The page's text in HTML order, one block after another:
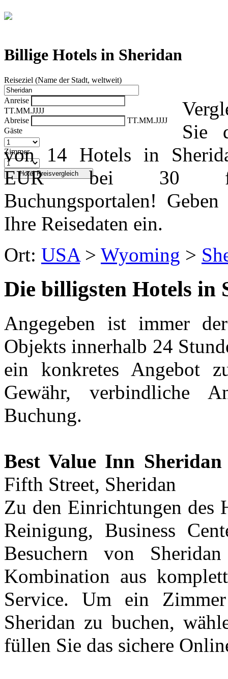
Billige Hotels in Sheridan
Reiseziel (Name der Stadt, weltweit)
Anreise
TT.MM.JJJJ
Abreise
TT.MM.JJJJ
Gäste
Zimmer
Sie
von 14 Hotels in
EUR bei 30
Buchungsportalen!
Ihre Reisedaten ein.
Ort: USA> Wyoming >
Die billigsten Hotels in
Angegeben ist immer
Objekts innerhalb 24
ein konkretes Angebot
Gewähr, verbindliche
Buchung.
Best Value Inn Sheridan
Fifth Street, Sheridan
Zu den Einrichtungen des
Reinigung, Business
Besuchern von
Kombination aus
Service. Um ein
Sheridan zu buchen,
füllen Sie das sichere